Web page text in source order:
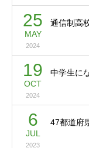
25
MAY
2024
通信制高
19
OCT
2024
中学生に
6
JUL
2023
47都道府